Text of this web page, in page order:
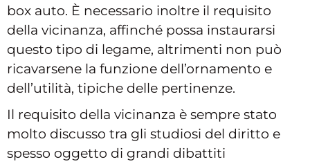
box auto. È necessario inoltre il requisito
della vicinanza, affinché possa instaurarsi
questo tipo di legame, altrimenti non può
ricavarsene la funzione dell’ornamento e
dell’utilità, tipiche delle pertinenze.
Il requisito della vicinanza è sempre stato
molto discusso tra gli studiosi del diritto e
spesso oggetto di grandi dibattiti